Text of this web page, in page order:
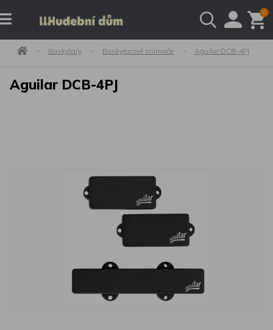
0
Baskytary Baskytarové snímače Aguilar DCB-4PJ
Aguilar DCB-4PJ